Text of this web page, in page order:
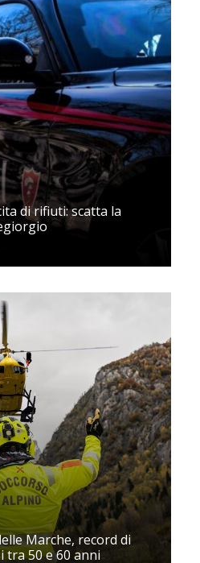
di rifiuti: scatta la
Marche, record di
tra 50 e 60 anni